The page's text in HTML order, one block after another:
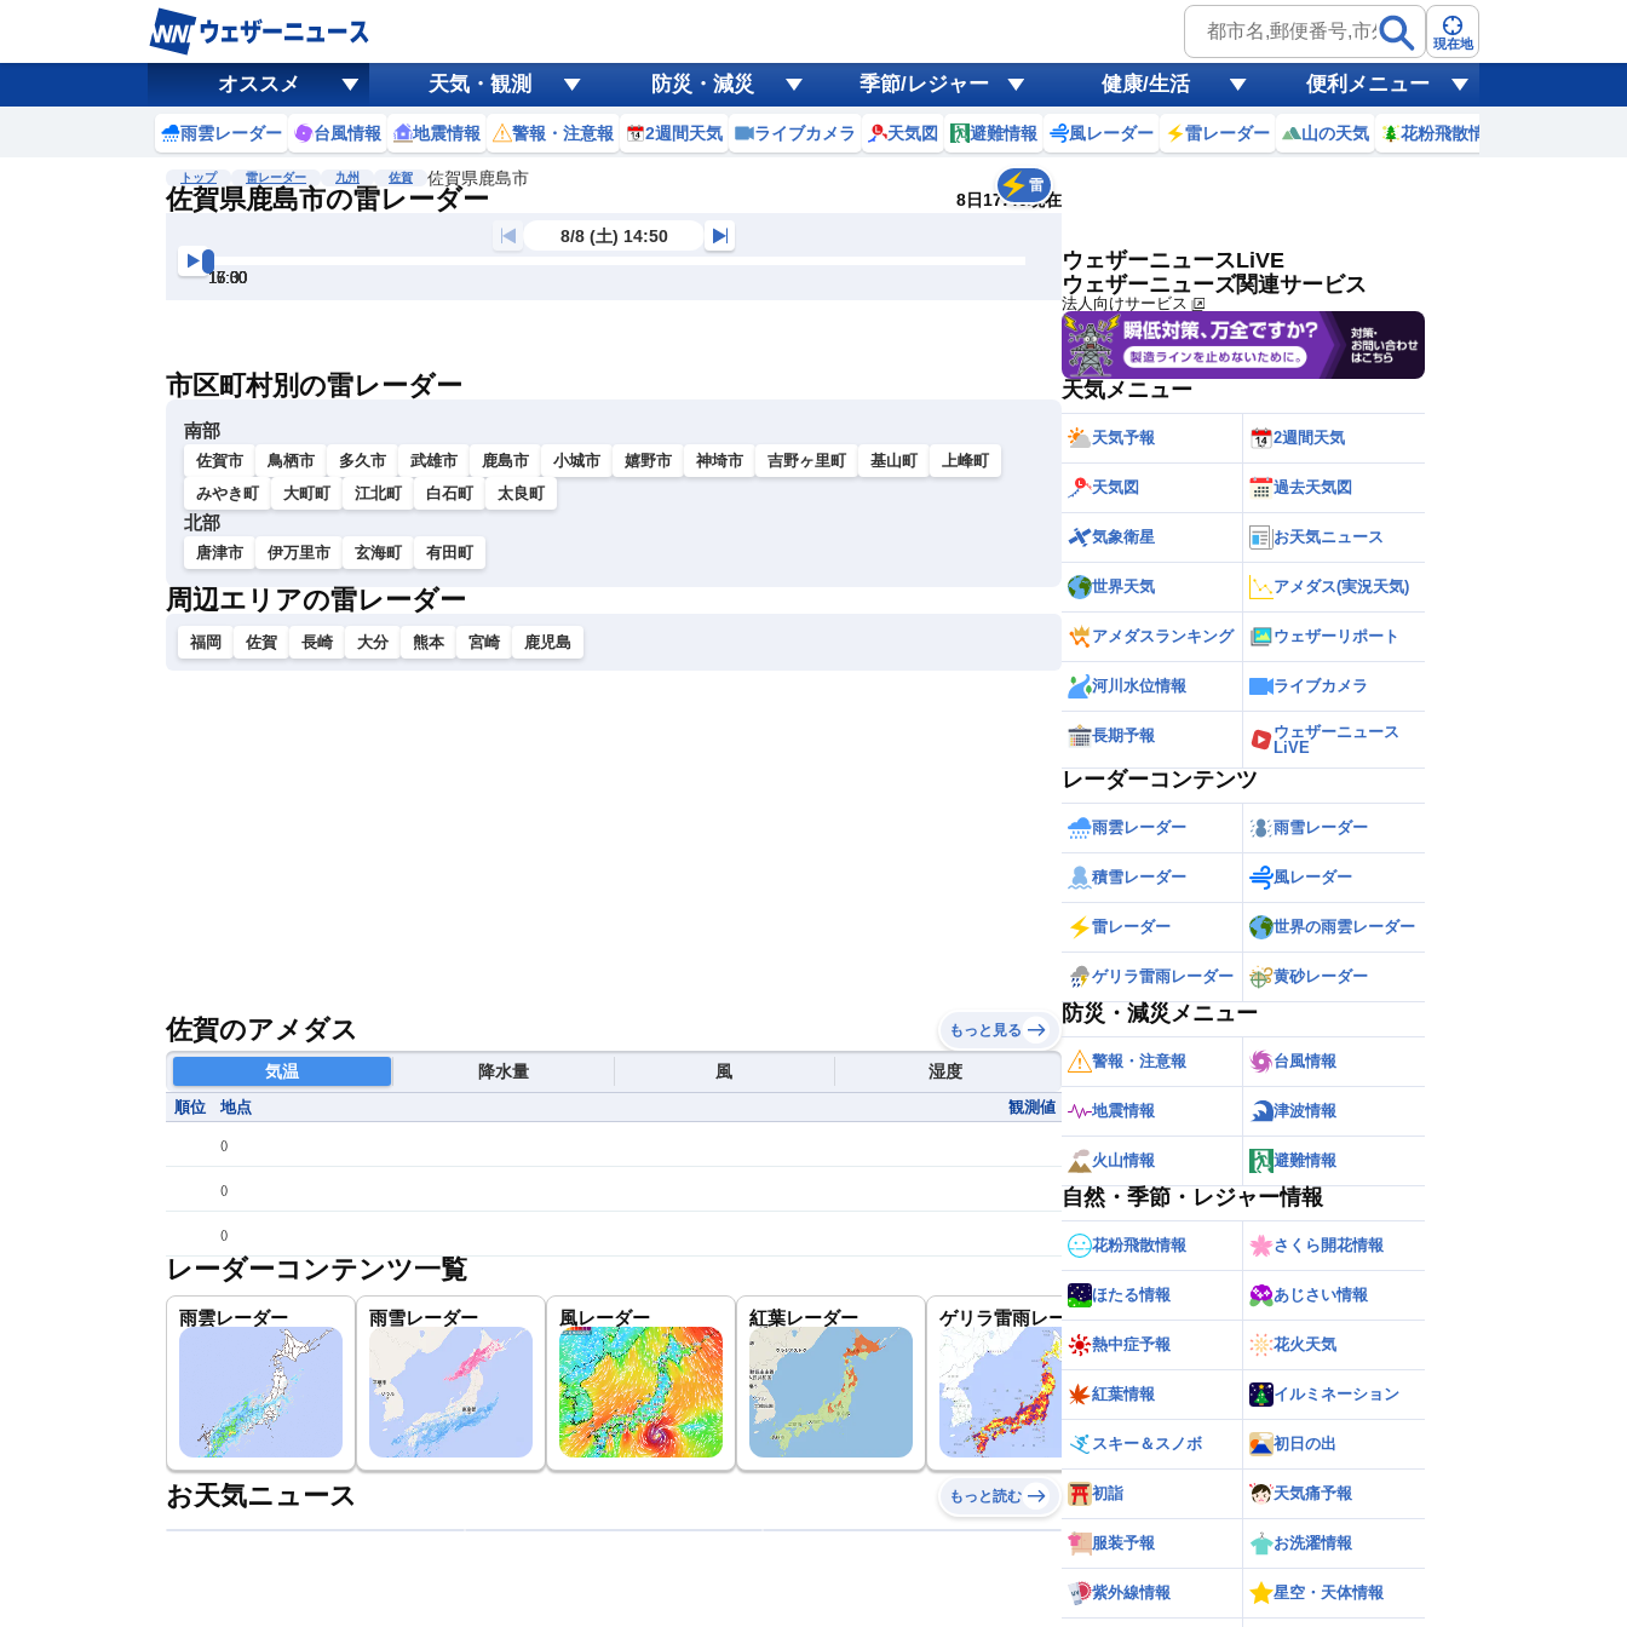
現在地
オススメ 天気・観測 防災・減災 季節/レジャー 健康/生活 便利メニュー
雨雲レーダー 台風情報 地震情報 警報・注意報 2週間天気 ライブカメラ 天気図 避難情報 風レーダー 雷レーダー 山の天気 花粉飛散情報
トップ 雷レーダー 九州 佐賀 佐賀県鹿島市
佐賀県鹿島市の雷レーダー 8日17:40現在
雷
風
黄砂
天気 台風
8/8 (土) 14:50
15:00
15:30
16:00
16:30
17:00
17:30
市区町村別の雷レーダー
南部
佐賀市 鳥栖市 多久市 武雄市 鹿島市 小城市 嬉野市 神埼市 吉野ヶ里町 基山町
上峰町
みやき町
大町町 江北町 白石町 太良町
北部
唐津市 伊万里市 玄海町 有田町
周辺エリアの雷レーダー
福岡 佐賀 長崎 大分 熊本 宮崎 鹿児島
佐賀のアメダス もっと見る
気温 降水量 風 湿度
順位 地点 観測値
()
()
()
レーダーコンテンツ一覧
雨雲レーダー 雨雪レーダー 風レーダー 紅葉レーダー ゲリラ雷雨レーダー 世界の雨雲レーダー
お天気ニュース もっと読む
ウェザーニュースLiVE
ウェザーニューズ関連サービス
法人向けサービス
天気メニュー
天気予報 2週間天気
天気図 過去天気図
気象衛星 お天気ニュース
世界天気 アメダス(実況天気)
アメダスランキング ウェザーリポート
河川水位情報 ライブカメラ
長期予報
ウェザーニュース
LiVE
レーダーコンテンツ
雨雲レーダー 雨雪レーダー
積雪レーダー 風レーダー
雷レーダー 世界の雨雲レーダー
ゲリラ雷雨レーダー 黄砂レーダー
防災・減災メニュー
警報・注意報 台風情報
地震情報 津波情報
火山情報 避難情報
自然・季節・レジャー情報
花粉飛散情報 さくら開花情報
ほたる情報 あじさい情報
熱中症予報 花火天気
紅葉情報 イルミネーション
スキー＆スノボ 初日の出
初詣 天気痛予報
服装予報 お洗濯情報
紫外線情報 星空・天体情報